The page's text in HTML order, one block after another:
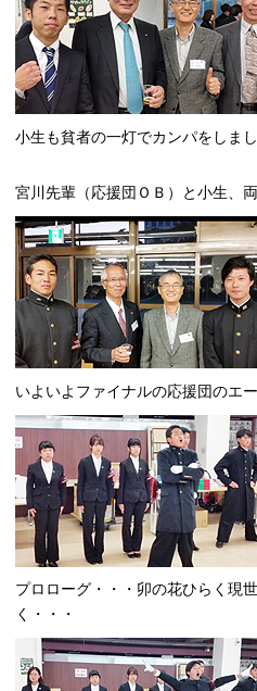
小生も貧者の一灯でカンパをしま
宮川先輩（応援団ＯＢ）と小生、
いよいよファイナルの応援団のエ
プロローグ・・・卯の花ひらく現
く・・・